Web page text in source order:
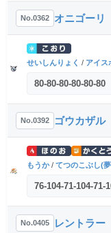
No.0362 オニゴーリ
せいしんりょく / アイス
80-80-80-80-80-80
No.0392 ゴウカザル
もうか/ てつのこぶし(
76-104-71-104-71-
No.0405 レントラー